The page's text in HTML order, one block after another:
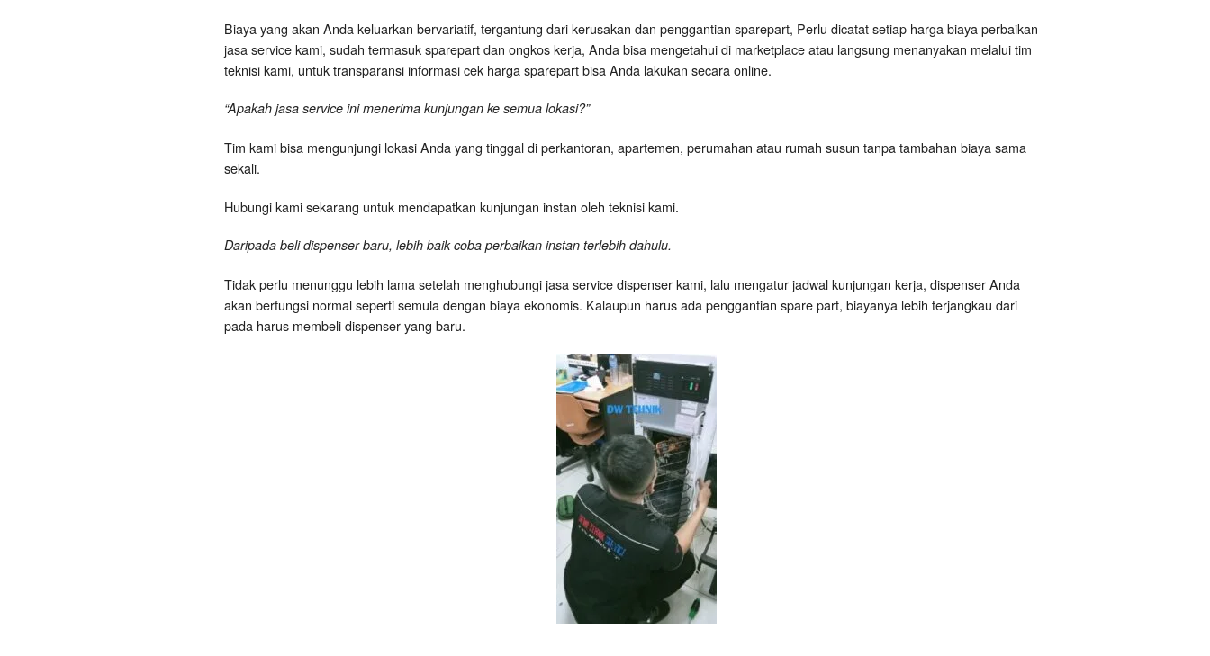
Biaya yang akan Anda keluarkan bervariatif, tergantung dari kerusakan dan penggantian sparepart, Perlu dicatat setiap harga biaya perbaikan
jasa service kami, sudah termasuk sparepart dan ongkos kerja, Anda bisa mengetahui di marketplace atau langsung menanyakan melalui tim
teknisi kami, untuk transparansi informasi cek harga sparepart bisa Anda lakukan secara online.
“Apakah jasa service ini menerima kunjungan ke semua lokasi?”
Tim kami bisa mengunjungi lokasi Anda yang tinggal di perkantoran, apartemen, perumahan atau rumah susun tanpa tambahan biaya sama
sekali.
Hubungi kami sekarang untuk mendapatkan kunjungan instan oleh teknisi kami.
Daripada beli dispenser baru, lebih baik coba perbaikan instan terlebih dahulu.
Tidak perlu menunggu lebih lama setelah menghubungi jasa service dispenser kami, lalu mengatur jadwal kunjungan kerja, dispenser Anda
akan berfungsi normal seperti semula dengan biaya ekonomis. Kalaupun harus ada penggantian spare part, biayanya lebih terjangkau dari
pada harus membeli dispenser yang baru.